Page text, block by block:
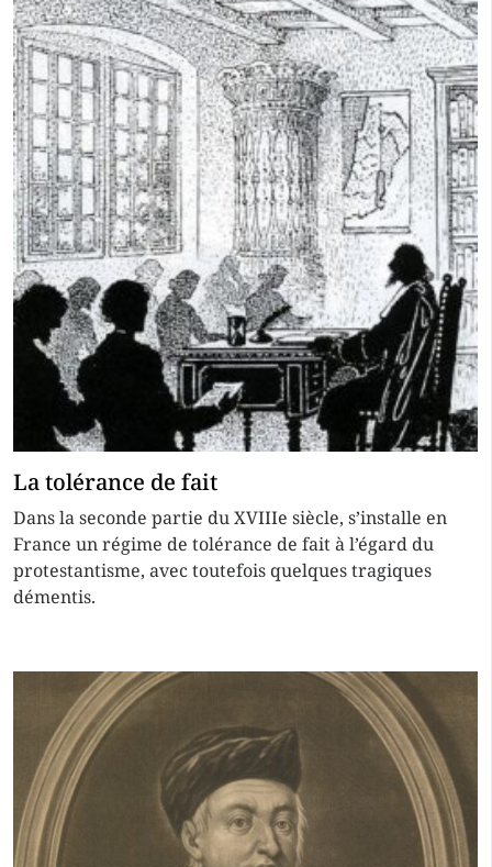
La tolérance de fait
Dans la seconde partie du XVIIIe siècle, s’installe en
France un régime de tolérance de fait à l’égard du
protestantisme, avec toutefois quelques tragiques
démentis.